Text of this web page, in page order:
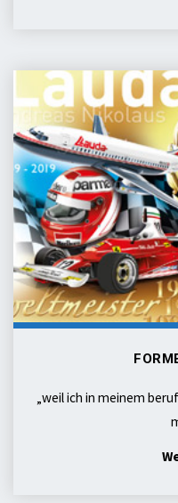
formel
LAUDAtio
„weil ich in meinem